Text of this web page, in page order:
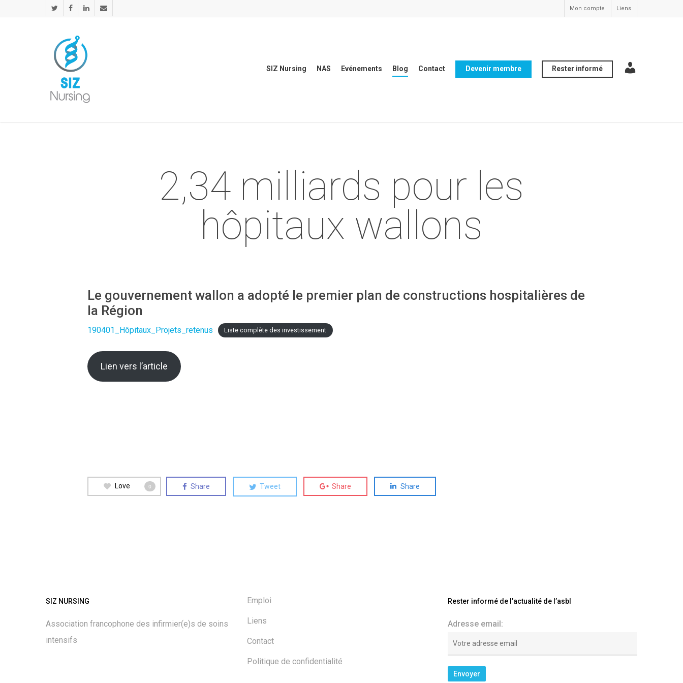
Mon compte Liens
SIZ Nursing NAS Evénements Blog Contact Devenir membre Rester informé
2,34 milliards pour les
hôpitaux wallons
Le gouvernement wallon a adopté le premier plan de constructions hospitalières de
la Région
190401_Hôpitaux_Projets_retenus Liste complète des investissement
Lien vers l’article
Love 0 Share Tweet Share Share
SIZ NURSING
Association francophone des infirmier(e)s de soins
intensifs
Emploi
Liens
Contact
Politique de confidentialité
Rester informé de l’actualité de l’asbl
Adresse email: